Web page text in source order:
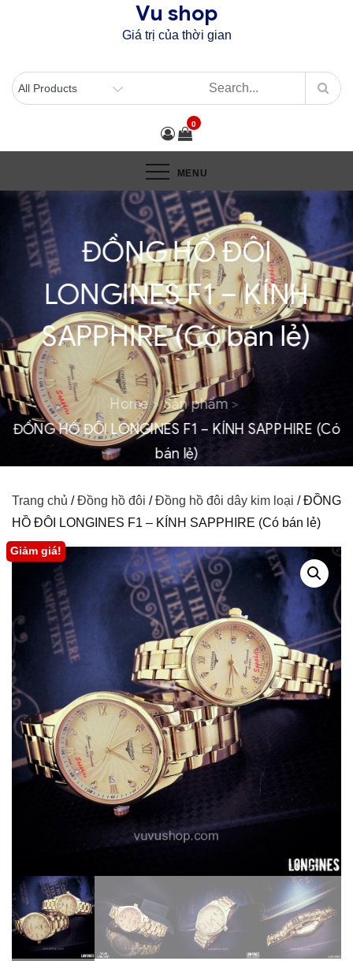
Vu shop
Giá trị của thời gian
0
MENU
ĐỒNG HỒ ĐÔI
LONGINES F1 – KÍNH
SAPPHIRE (Có bán lẻ)
Home Sản phẩm
ĐỒNG HỒ ĐÔI LONGINES F1 – KÍNH SAPPHIRE (Có
bán lẻ)
Trang chủ /Đồng hồ đôi /Đồng hồ đôi dây kim loại / ĐỒNG
HỒ ĐÔI LONGINES F1 – KÍNH SAPPHIRE (Có bán lẻ)
Giảm giá!